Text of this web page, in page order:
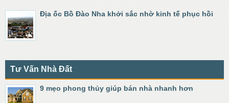
Địa ốc Bồ Đào Nha khởi sắc nhờ kinh tế phục hồi
Tư Vấn Nhà Đất
9 mẹo phong thủy giúp bán nhà nhanh hơn